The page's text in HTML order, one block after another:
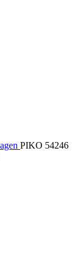
PIKO 54246